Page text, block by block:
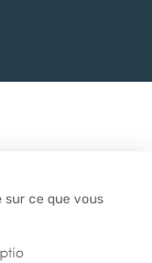
- CGU - CGV -
sur ce que vous